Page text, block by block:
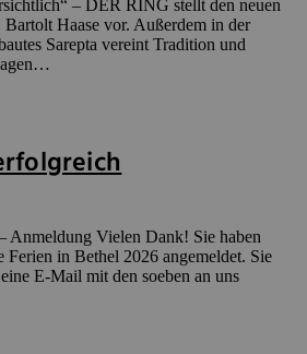
– DER RING stellt den neuen
Haase vor. Außerdem in der
Sarepta vereint Tradition und
Anmeldung Vielen Dank! Sie haben
in Bethel 2026 angemeldet. Sie
E-Mail mit den soeben an uns